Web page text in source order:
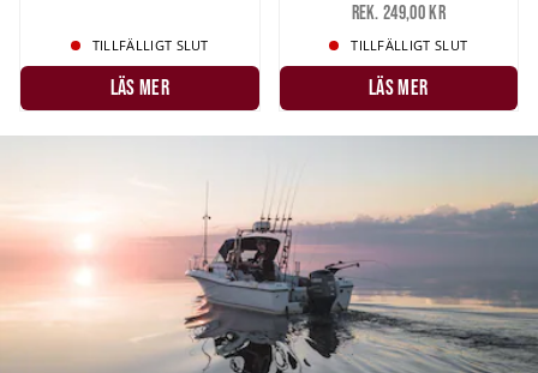
TILLFÄLLIGT SLUT
LÄS MER
Rek. 249,00 kr
TILLFÄLLIGT SLUT
LÄS MER